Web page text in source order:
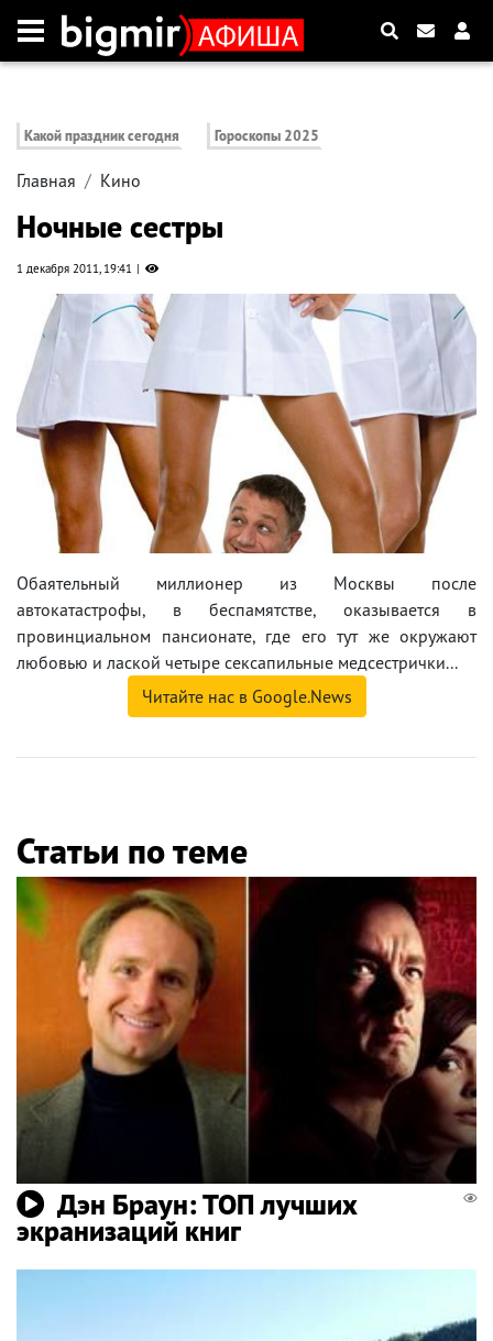
Какой праздник сегодня Гороскопы 2025
Главная Кино
Ночные сестры
1 декабря 2011, 19:41
Обаятельный миллионер из Москвы после
автокатастрофы, в беспамятстве, оказывается в
провинциальном пансионате, где его тут же окружают
любовью и лаской четыре сексапильные медсестрички...
Читайте нас в Google.News
Статьи по теме
Дэн Браун: ТОП лучших
экранизаций книг